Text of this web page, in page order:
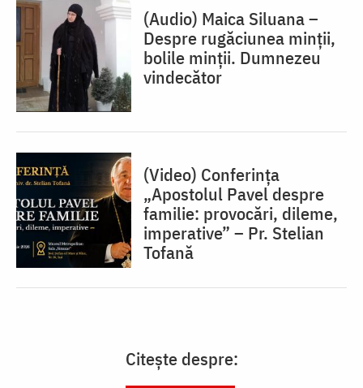
(Audio) Maica Siluana –
Despre rugăciunea minții,
bolile minții. Dumnezeu
vindecător
(Video) Conferința
„Apostolul Pavel despre
familie: provocări, dileme,
imperative” – Pr. Stelian
Tofană
Citește despre: